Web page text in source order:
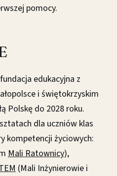
pomocy.
edukacyjna z
i świętokrzyskim
Polskę do 2028 roku.
dla uczniów klas
kompetencji życiowych:
Mali Ratownicy),
(Mali Inżynierowie i